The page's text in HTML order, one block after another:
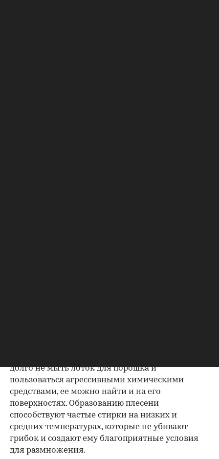
долго не мыть лоток для порошка и
пользоваться агрессивными химическими
средствами, ее можно найти и на его
поверхностях. Образованию плесени
способствуют частые стирки на низких и
средних температурах, которые не убивают
грибок и создают ему благоприятные условия
для размножения.